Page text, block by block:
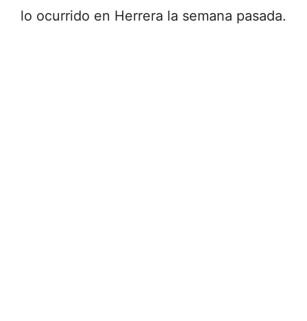
lo ocurrido en Herrera la semana pasada.